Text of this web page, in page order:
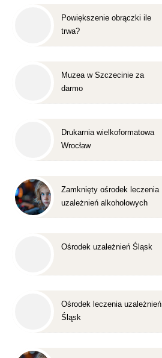
Powiększenie obrączki ile
trwa?
Muzea w Szczecinie za
darmo
Drukarnia wielkoformatowa
Wrocław
Zamknięty ośrodek leczenia
uzależnień alkoholowych
Ośrodek uzależnień Śląsk
Ośrodek leczenia uzależnień
Śląsk